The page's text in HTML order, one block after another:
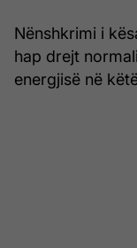
Nënshkrimi i
hap drejt
energjisë në